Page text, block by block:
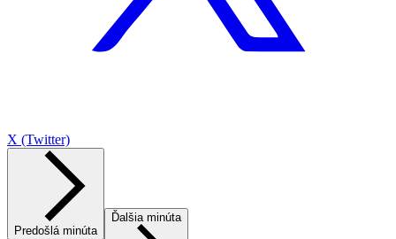
X (Twitter)
Predošlá minúta
Ďalšia minúta